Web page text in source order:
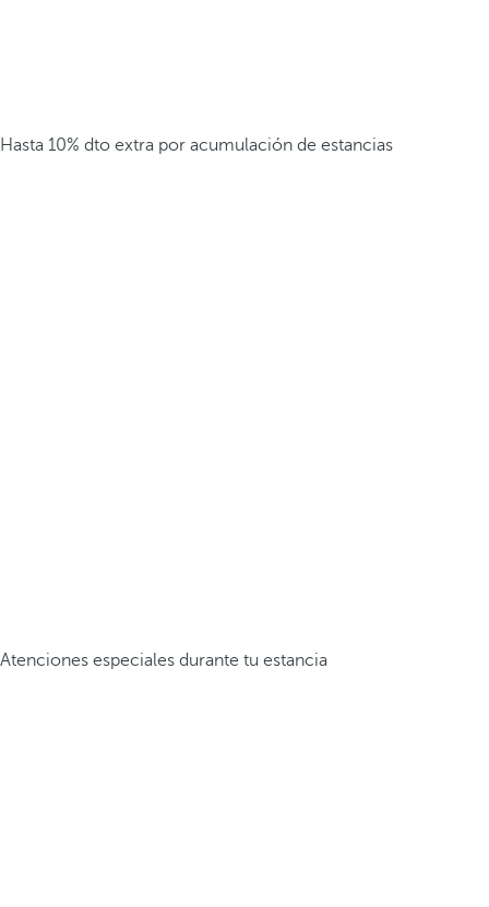
Hasta 10% dto extra por acumulación de estancias
Atenciones especiales durante tu estancia